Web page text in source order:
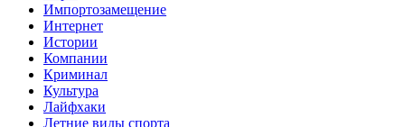
Импортозамещение
Интернет
Истории
Компании
Криминал
Культура
Лайфхаки
Летние виды спорта